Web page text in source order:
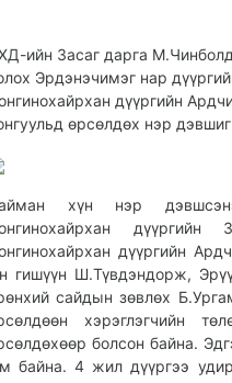
12:40:18
20:23:42
ийн Засаг дарга
Эрдэнэчимэг нар
дүүргийн
өрсөлдөх нэр
хүн нэр
дүүргийн
гишүүн Ш.Түвдэндорж,
сайдын зөвлөх
хэрэглэгчийн
болсон байна.
байна. 4 жил дүүргээ